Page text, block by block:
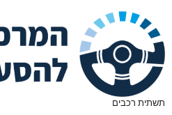
תשתית רכבים